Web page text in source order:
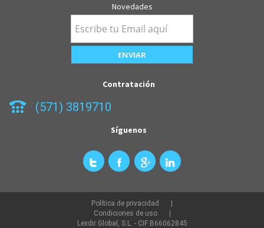
Novedades
Contratación
(571) 3819710
Síguenos
Política de privacidad
Condiciones de uso
Lexdir Global, S.L. - CIF B66062845